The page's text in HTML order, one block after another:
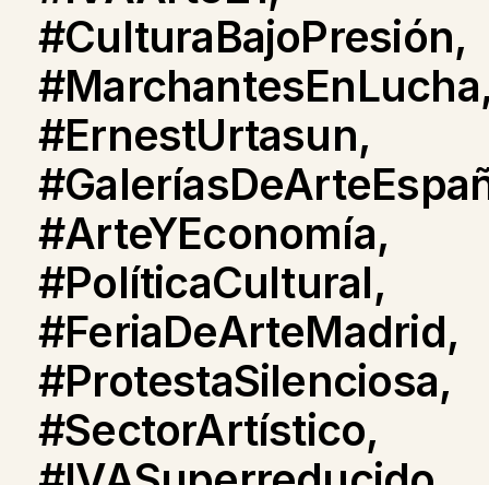
#CulturaBajoPresión,
#ErnestUrtasun,
#ArteYEconomía,
#PolíticaCultural,
#FeriaDeArteMadrid,
#ProtestaSilenciosa,
#SectorArtístico,